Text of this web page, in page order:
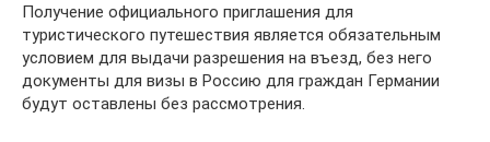
Получение официального приглашения для
туристического путешествия является обязательным
условием для выдачи разрешения на въезд, без него
документы для визы в Россию для граждан Германии
будут оставлены без рассмотрения.